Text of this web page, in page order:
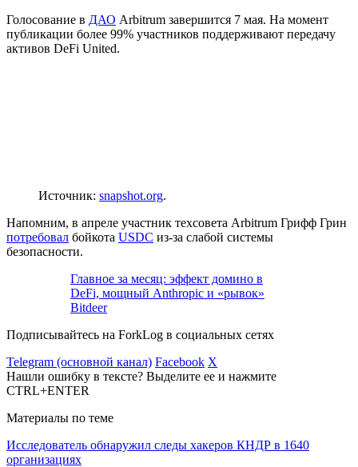
Голосование в ДАО Arbitrum завершится 7 мая. На момент
публикации более 99% участников поддерживают передачу
активов DeFi United.
Источник: snapshot.org.
Напомним, в апреле участник техсовета Arbitrum Грифф Грин
потребовал бойкота USDC из-за слабой системы
безопасности.
Главное за месяц: эффект домино в
DeFi, мощный Anthropic и «рывок»
Bitdeer
Подписывайтесь на ForkLog в социальных сетях
Telegram (основной канал) Facebook X
Нашли ошибку в тексте? Выделите ее и нажмите
CTRL+ENTER
Материалы по теме
Исследователь обнаружил следы хакеров КНДР в 1640
организациях